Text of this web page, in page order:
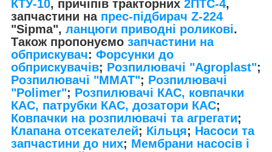
КТУ-10, причіпів тракторних 2ПТС-4,
запчастини на прес-підбирач Z-224
"Sipma", ланцюги приводні роликові.
Також пропонуємо запчастини на
обприскувач: Форсунки до
обприскувачів; Розпилювачі "Agroplast";
Розпилювачі "MMAT"; Розпилювачі
"Polimer"; Розпилювачі КАС, ковпачки
КАС, патрубки КАС, дозатори КАС;
Ковпачки на розпилювачі та агрегати;
Клапана отсекателей; Кільця; Насоси та
запчастини до них; Мембрани насосів і